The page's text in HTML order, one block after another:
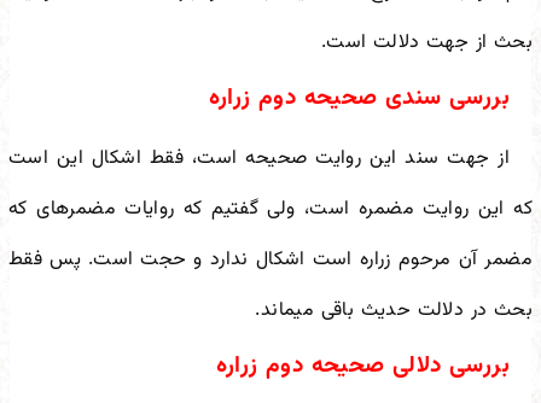
بحث از جهت دلالت است.
بررسی سندی صحیحه دوم زراره
از جهت سند این روایت صحیحه است، فقط اشکال این است
که این روایت مضمره است، ولی گفتیم که روایات مضمرهای که
مضمر آن مرحوم زراره است اشکال ندارد و حجت است. پس فقط
بحث در دلالت حدیث باقی میماند.
بررسی دلالی صحیحه دوم زراره